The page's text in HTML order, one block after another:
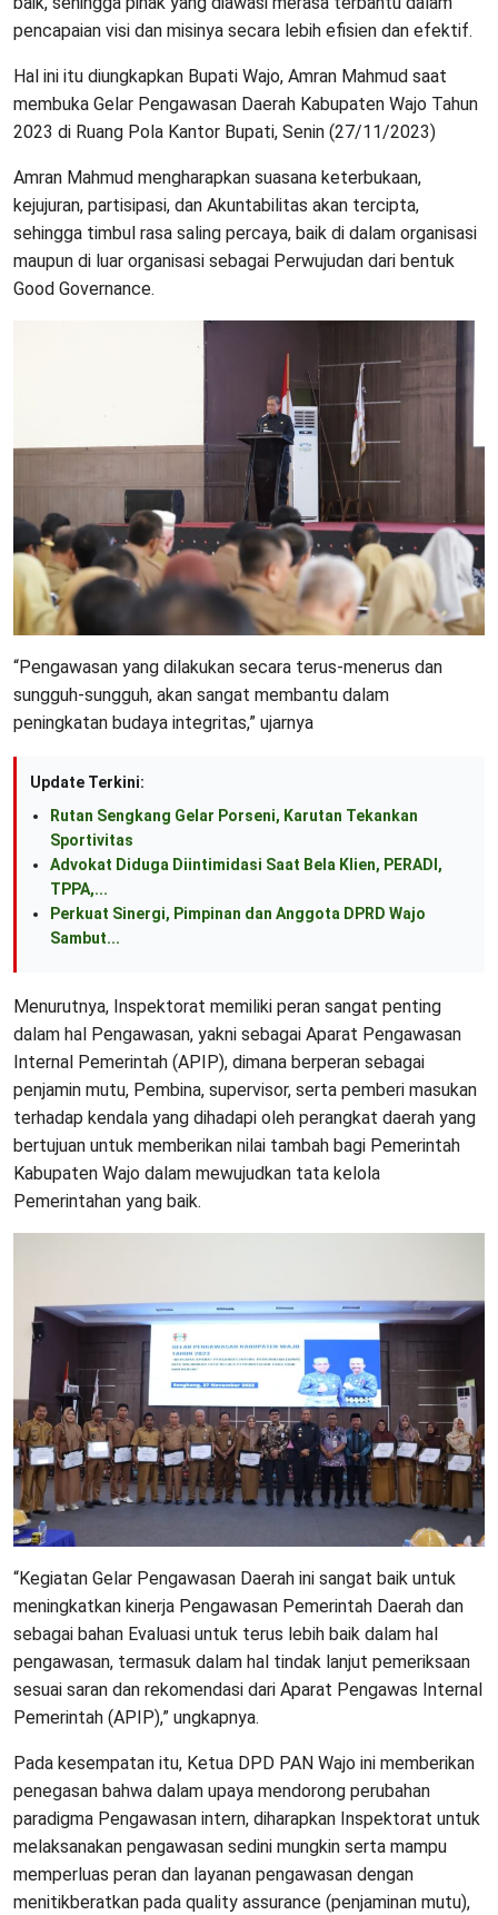
pencapaian visi dan misinya secara lebih efisien dan efektif.
Hal ini itu diungkapkan Bupati Wajo, Amran Mahmud saat
membuka Gelar Pengawasan Daerah Kabupaten Wajo Tahun
2023 di Ruang Pola Kantor Bupati, Senin (27/11/2023)
Amran Mahmud mengharapkan suasana keterbukaan,
kejujuran, partisipasi, dan Akuntabilitas akan tercipta,
sehingga timbul rasa saling percaya, baik di dalam organisasi
maupun di luar organisasi sebagai Perwujudan dari bentuk
Good Governance.
“Pengawasan yang dilakukan secara terus-menerus dan
sungguh-sungguh, akan sangat membantu dalam
peningkatan budaya integritas,” ujarnya
Update Terkini:
Rutan Sengkang Gelar Porseni, Karutan Tekankan
Sportivitas
Advokat Diduga Diintimidasi Saat Bela Klien, PERADI,
TPPA,...
Perkuat Sinergi, Pimpinan dan Anggota DPRD Wajo
Sambut...
Menurutnya, Inspektorat memiliki peran sangat penting
dalam hal Pengawasan, yakni sebagai Aparat Pengawasan
Internal Pemerintah (APIP), dimana berperan sebagai
penjamin mutu, Pembina, supervisor, serta pemberi masukan
terhadap kendala yang dihadapi oleh perangkat daerah yang
bertujuan untuk memberikan nilai tambah bagi Pemerintah
Kabupaten Wajo dalam mewujudkan tata kelola
Pemerintahan yang baik.
“Kegiatan Gelar Pengawasan Daerah ini sangat baik untuk
meningkatkan kinerja Pengawasan Pemerintah Daerah dan
sebagai bahan Evaluasi untuk terus lebih baik dalam hal
pengawasan, termasuk dalam hal tindak lanjut pemeriksaan
sesuai saran dan rekomendasi dari Aparat Pengawas Internal
Pemerintah (APIP),” ungkapnya.
Pada kesempatan itu, Ketua DPD PAN Wajo ini memberikan
penegasan bahwa dalam upaya mendorong perubahan
paradigma Pengawasan intern, diharapkan Inspektorat untuk
melaksanakan pengawasan sedini mungkin serta mampu
memperluas peran dan layanan pengawasan dengan
menitikberatkan pada quality assurance (penjaminan mutu),